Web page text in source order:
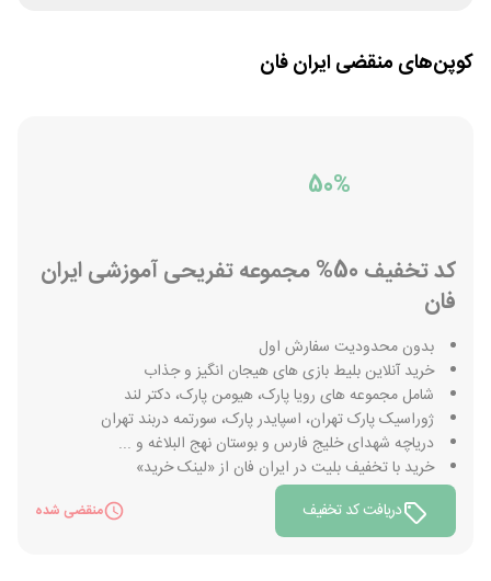
کوپن‌های منقضیایران فان
50%
کد تخفیف 50% مجموعه تفریحی آموزشی ایران
فان
بدون محدودیت سفارش اول
خرید آنلاین بلیط بازی های هیجان انگیز و جذاب
شامل مجموعه های رویا پارک، هیومن پارک، دکتر لند
ژوراسیک پارک تهران، اسپایدر پارک، سورتمه دربند تهران
دریاچه شهدای خلیج فارس و بوستان نهج البلاغه و ...
خرید با تخفیف بلیت در ایران فان از «لینک خرید»
دریافت کد تخفیف
منقضی شده